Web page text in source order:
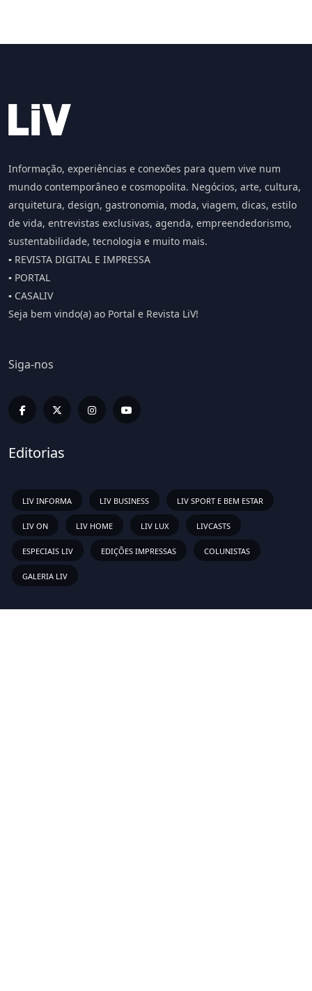
Informação, experiências e conexões para quem vive num
mundo contemporâneo e cosmopolita. Negócios, arte, cultura,
arquitetura, design, gastronomia, moda, viagem, dicas, estilo
de vida, entrevistas exclusivas, agenda, empreendedorismo,
sustentabilidade, tecnologia e muito mais.
▪️ REVISTA DIGITAL E IMPRESSA
▪️ PORTAL
▪️ CASALIV
Seja bem vindo(a) ao Portal e Revista LiV!
Siga-nos
Editorias
LIV INFORMA LIV BUSINESS LIV SPORT E BEM ESTAR
LIV ON LIV HOME LIV LUX LIVCASTS
ESPECIAIS LIV EDIÇÕES IMPRESSAS COLUNISTAS
GALERIA LIV